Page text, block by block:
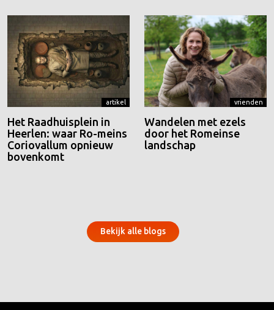
artikel
Het Raadhuisplein in
Heerlen: waar Ro-meins
Coriovallum opnieuw
bovenkomt
vrienden
Wandelen met ezels
door het Romeinse
landschap
Bekijk alle blogs